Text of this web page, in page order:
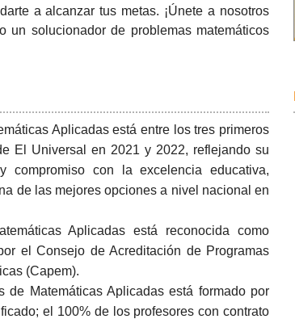
a alcanzar tus metas. ¡Únete a nosotros
un solucionador de problemas matemáticos
Aplicadas está entre los tres primeros
El Universal en 2021 y 2022, reflejando su
compromiso con la excelencia educativa,
de las mejores opciones a nivel nacional en
Aplicadas está reconocida como
el Consejo de Acreditación de Programas
(Capem).
de Matemáticas Aplicadas está formado por
el 100% de los profesores con contrato